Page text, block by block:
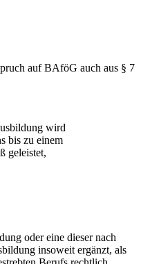
auf BAföG auch aus § 7
wird
bis zu einem
geleistet,
oder eine dieser nach
insoweit ergänzt, als